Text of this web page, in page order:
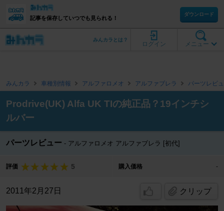
記事を保存していつでも見られる！
ダウンロード
メニュー
ログイン
みんカラとは？
みんカラ 車種別情報 アルファロメオ アルファブレラ パーツレビ
Prodrive(UK) Alfa UK TIの純正品？19インチシ
ルバー
パーツレビュー アルファロメオ アルファブレラ [初代]
評価 5 購入価格 -
2011年2月27日 クリップ